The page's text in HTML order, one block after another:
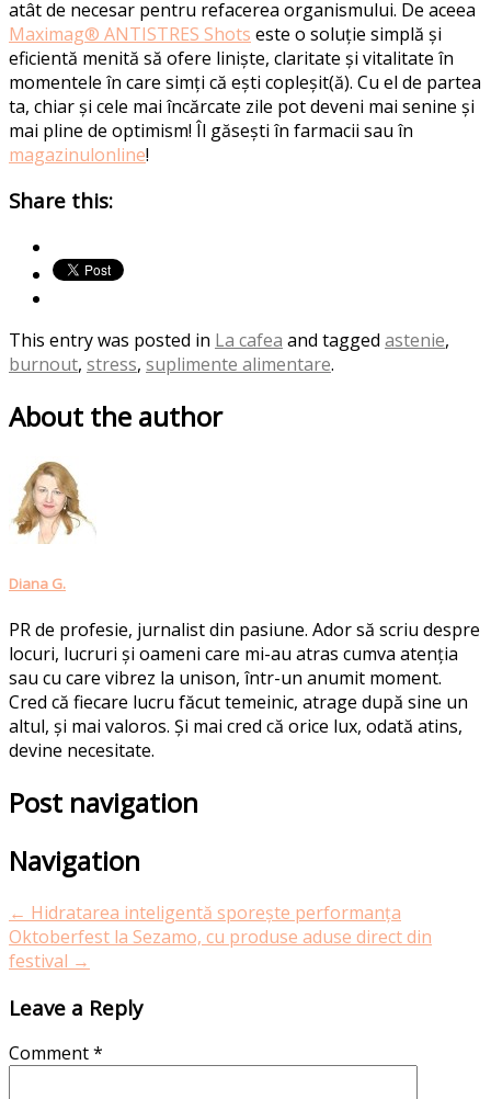
atât de necesar pentru refacerea organismului. De aceea
Maximag® ANTISTRES Shots este o soluție simplă și
eficientă menită să ofere liniște, claritate și vitalitate în
momentele în care simți că ești copleșit(ă). Cu el de partea
ta, chiar și cele mai încărcate zile pot deveni mai senine și
mai pline de optimism! Îl găsești în farmacii sau în
magazinulonline!
Share this:
This entry was posted in La cafea and tagged astenie,
burnout, stress, suplimente alimentare.
About the author
Diana G.
PR de profesie, jurnalist din pasiune. Ador să scriu despre
locuri, lucruri și oameni care mi-au atras cumva atenția
sau cu care vibrez la unison, într-un anumit moment.
Cred că fiecare lucru făcut temeinic, atrage după sine un
altul, și mai valoros. Și mai cred că orice lux, odată atins,
devine necesitate.
Post navigation
Navigation
← Hidratarea inteligentă sporește performanța
Oktoberfest la Sezamo, cu produse aduse direct din
festival →
Leave a Reply
Comment*